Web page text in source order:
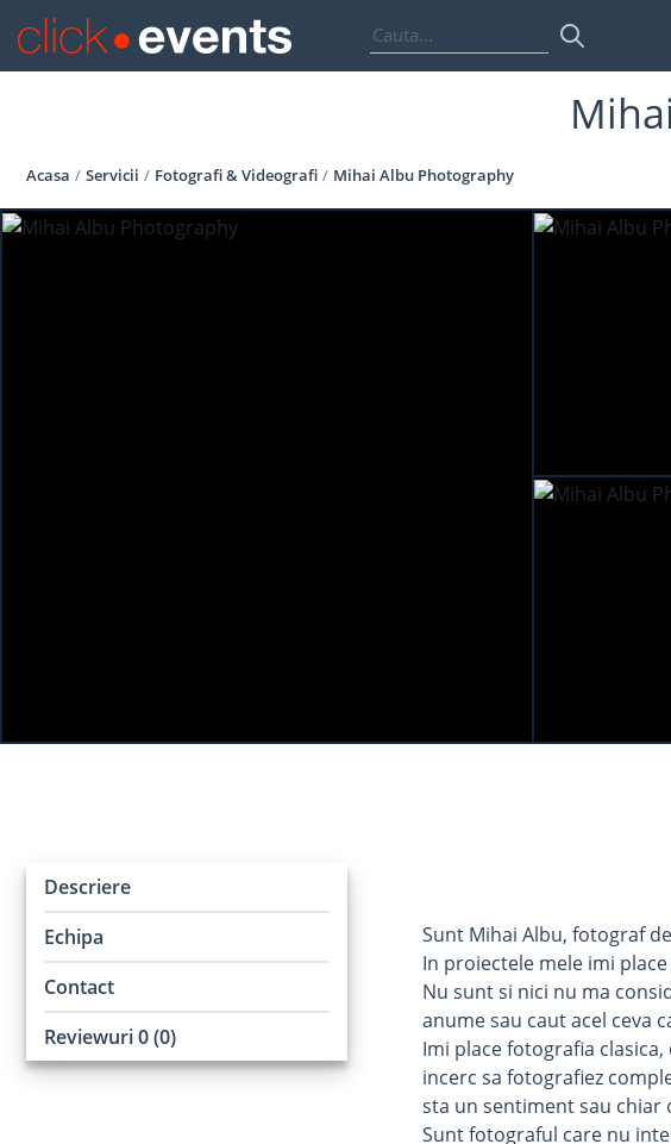
Acasa Servicii Fotografi & Videografi Mihai Albu Photography
Descriere
Echipa
Contact
Reviewuri 0 (0)
Sunt Mihai Albu, fotograf
In proiectele mele imi
Nu sunt si nici nu ma
anume sau caut acel ceva
Imi place fotografia
incerc sa fotografiez
sta un sentiment sau chiar
Sunt fotograful care nu